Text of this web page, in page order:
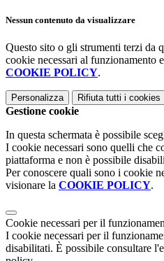
Nessun contenuto da visualizzare
Questo sito o gli strumenti terzi da
cookie necessari al funzionamento
COOKIE POLICY.
Personalizza Rifiuta tutti i cookies
Gestione cookie
In questa schermata è possibile
I cookie necessari sono quelli che
piattaforma e non è possibile
Per conoscere quali sono i cookie
visionare la COOKIE POLICY.
Cookie necessari per il
I cookie necessari per il
disabilitati. È possibile consultare